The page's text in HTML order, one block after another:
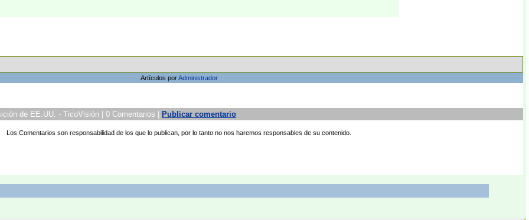
Artículos porAdministrador
de EE.UU. - TicoVisión | 0 Comentarios | Publicar comentario
Los Comentarios son responsabilidad de los que lo publican, por lo tanto no nos haremos responsables de su contenido.